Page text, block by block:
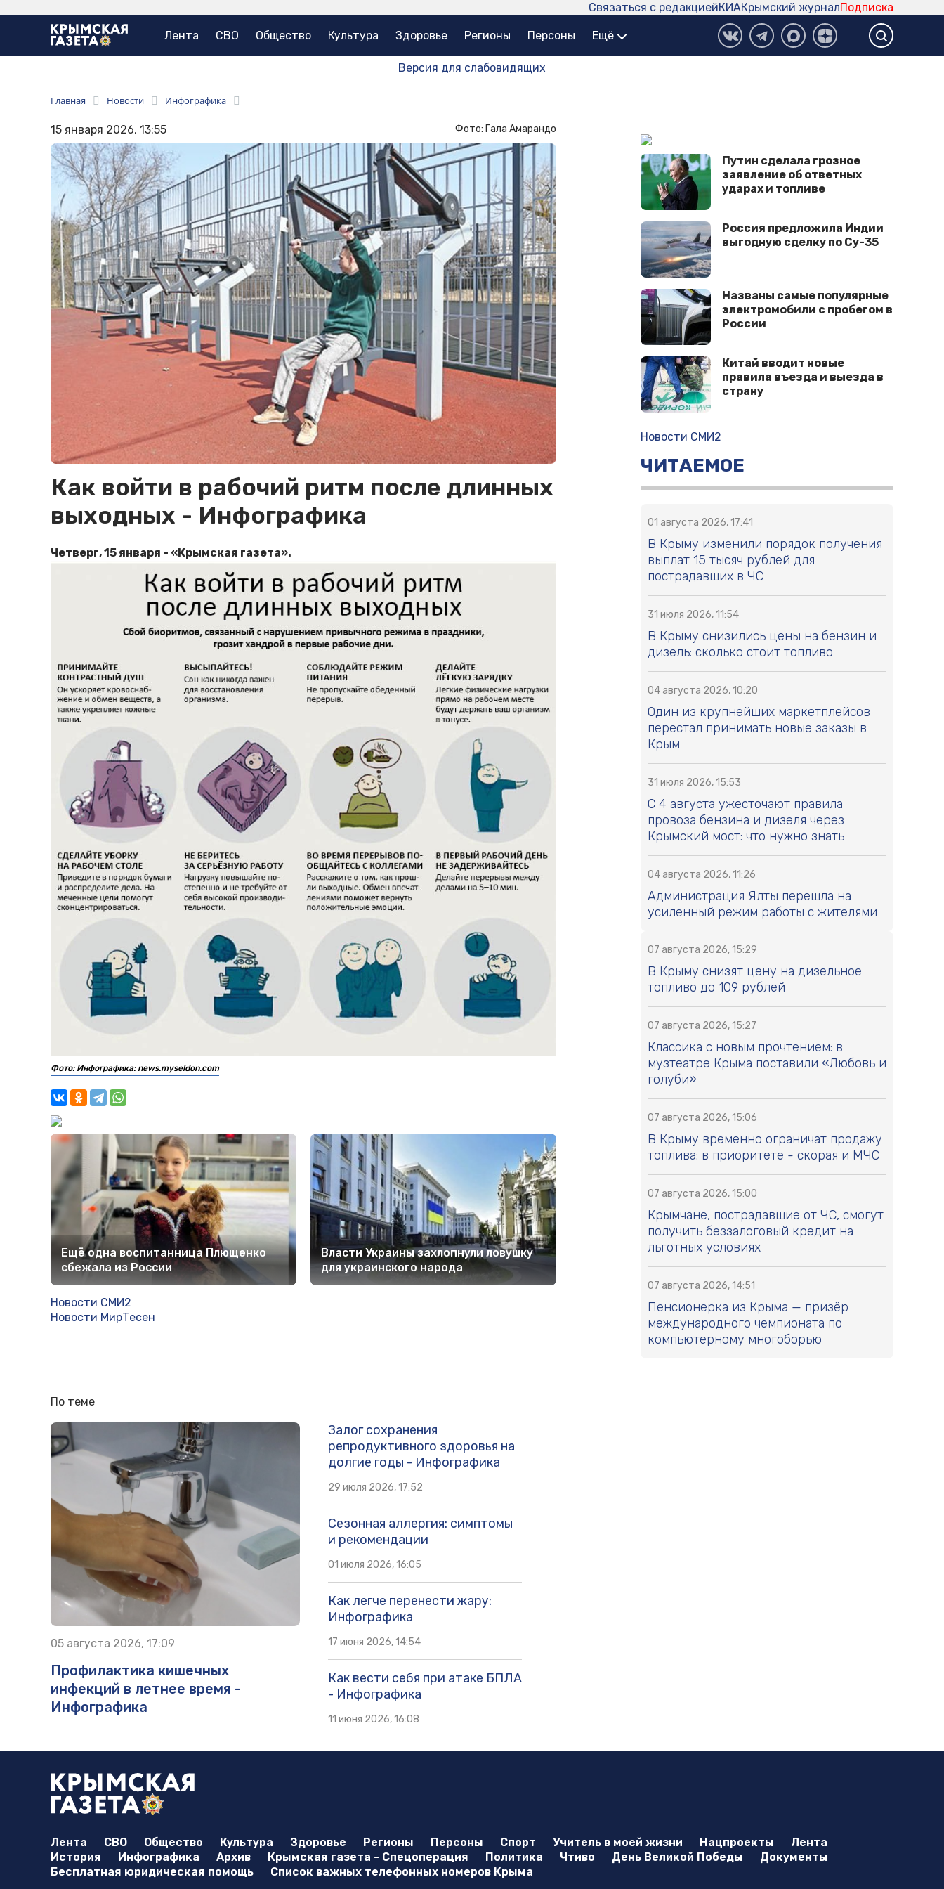
Подписка
Крымский журнал
КИА
Связаться с редакцией
Лента СВО Общество Культура Здоровье Регионы Персоны Ещё
Версия для слабовидящих
Главная Новости Инфографика
15 января 2026, 13:55 Фото: Гала Амарандо
Как войти в рабочий ритм после длинных
выходных - Инфографика
Четверг, 15 января - «Крымская газета».
Фото: Инфографика: news.myseldon.com
Ещё одна воспитанница Плющенко
сбежала из России
Власти Украины захлопнули ловушку
для украинского народа
Новости СМИ2
Новости МирТесен
По теме
05 августа 2026, 17:09
Профилактика кишечных
инфекций в летнее время -
Инфографика
Залог сохранения
репродуктивного здоровья на
долгие годы - Инфографика
29 июля 2026, 17:52
Сезонная аллергия: симптомы
и рекомендации
01 июля 2026, 16:05
Как легче перенести жару:
Инфографика
17 июня 2026, 14:54
Как вести себя при атаке БПЛА
- Инфографика
11 июня 2026, 16:08
Путин сделала грозное
заявление об ответных
ударах и топливе
Россия предложила Индии
выгодную сделку по Су-35
Названы самые популярные
электромобили с пробегом в
России
Китай вводит новые
правила въезда и выезда в
страну
Новости СМИ2
ЧИТАЕМОЕ
01 августа 2026, 17:41
В Крыму изменили порядок получения
выплат 15 тысяч рублей для
пострадавших в ЧС
31 июля 2026, 11:54
В Крыму снизились цены на бензин и
дизель: сколько стоит топливо
04 августа 2026, 10:20
Один из крупнейших маркетплейсов
перестал принимать новые заказы в
Крым
31 июля 2026, 15:53
С 4 августа ужесточают правила
провоза бензина и дизеля через
Крымский мост: что нужно знать
04 августа 2026, 11:26
Администрация Ялты перешла на
усиленный режим работы с жителями
07 августа 2026, 15:29
В Крыму снизят цену на дизельное
топливо до 109 рублей
07 августа 2026, 15:27
Классика с новым прочтением: в
музтеатре Крыма поставили «Любовь и
голуби»
07 августа 2026, 15:06
В Крыму временно ограничат продажу
топлива: в приоритете - скорая и МЧС
07 августа 2026, 15:00
Крымчане, пострадавшие от ЧС, смогут
получить беззалоговый кредит на
льготных условиях
07 августа 2026, 14:51
Пенсионерка из Крыма — призёр
международного чемпионата по
компьютерному многоборью
Лента СВО Общество Культура Здоровье Регионы Персоны Спорт Учитель в моей жизни Нацпроекты
Лента
История
Инфографика Архив Крымская газета - Спецоперация Политика Чтиво День Великой Победы
Документы
Бесплатная юридическая помощь
Список важных телефонных номеров Крыма